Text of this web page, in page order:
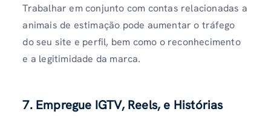
Trabalhar em conjunto com contas relacionadas a
animais de estimação pode aumentar o tráfego
do seu site e perfil, bem como o reconhecimento
e a legitimidade da marca.
7. Empregue IGTV, Reels, e Histórias